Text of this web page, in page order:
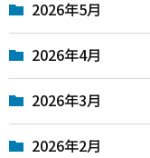
2026年5月
2026年4月
2026年3月
2026年2月